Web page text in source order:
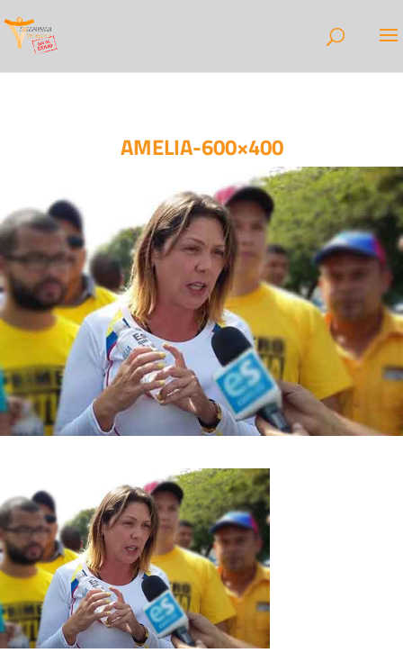
AMELIA-600×400